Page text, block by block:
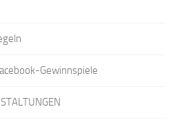
Gewinnspiele